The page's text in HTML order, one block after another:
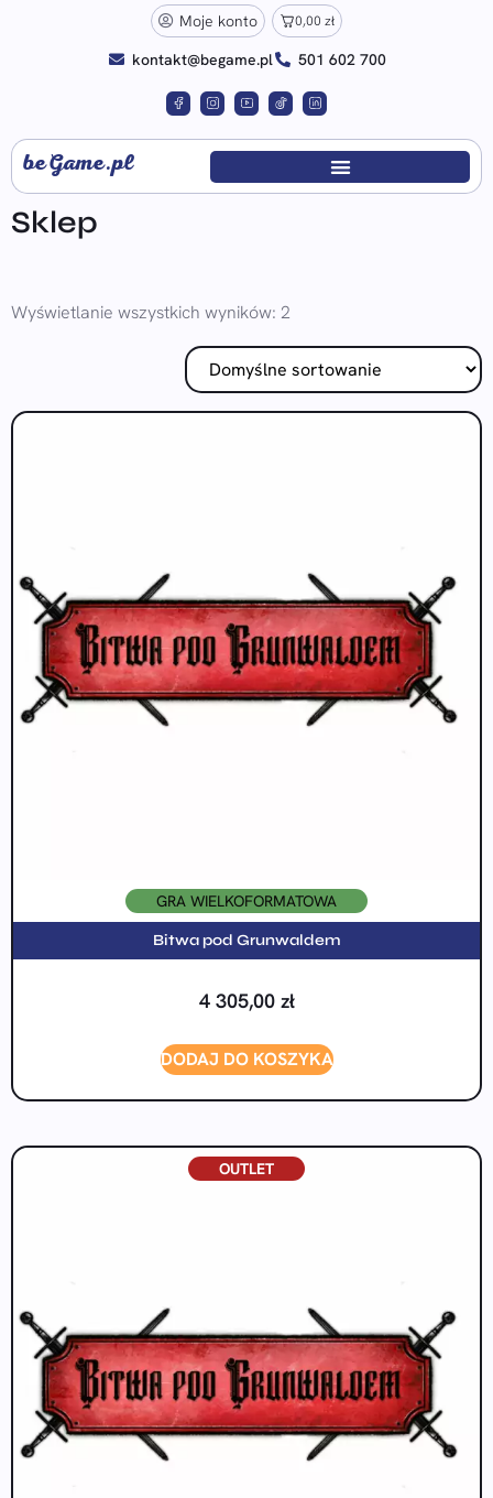
Moje konto 0,00 zł
kontakt@begame.pl 501 602 700
beGame.pl
Sklep
Wyświetlanie wszystkich wyników: 2
GRA WIELKOFORMATOWA
Bitwa pod Grunwaldem
4 305,00 zł
DODAJ DO KOSZYKA
OUTLET